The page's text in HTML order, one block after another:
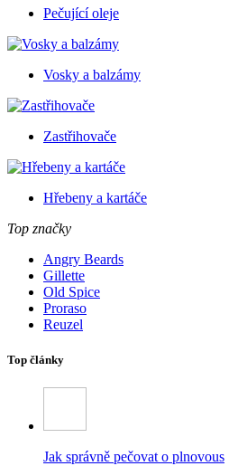
Pečující oleje
Vosky a balzámy
Zastřihovače
Hřebeny a kartáče
Top značky
Angry Beards
Gillette
Old Spice
Proraso
Reuzel
Top články
Jak správně pečovat o plnovous